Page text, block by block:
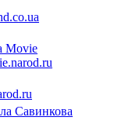
Movie
Савинкова